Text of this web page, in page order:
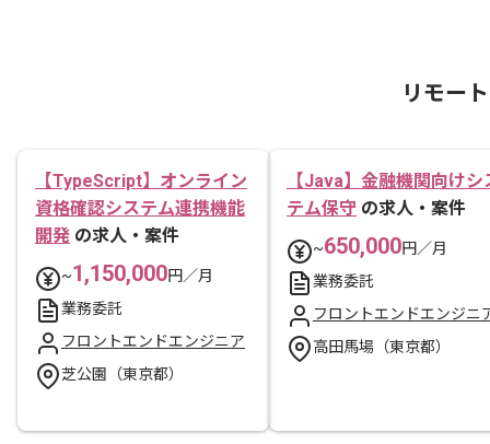
リモー
【TypeScript】オンライン
資格確認システム連携機能
開発 の求人・案件
~1,150,000円／月
業務委託
フロントエンドエンジニア
芝公園（東京都）
【Java】金融機関向けシ
テム保守 の求人・案件
~650,000円／月
業務委託
フロントエンドエンジニ
高田馬場（東京都）